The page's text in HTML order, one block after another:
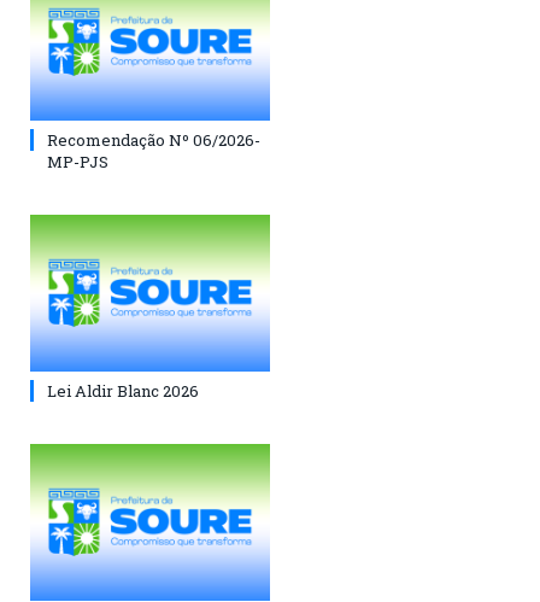
Recomendação Nº 06/2026-
MP-PJS
Lei Aldir Blanc 2026